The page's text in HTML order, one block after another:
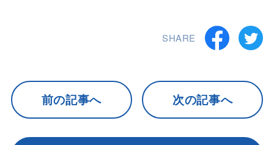
SHARE
前の記事へ 次の記事へ